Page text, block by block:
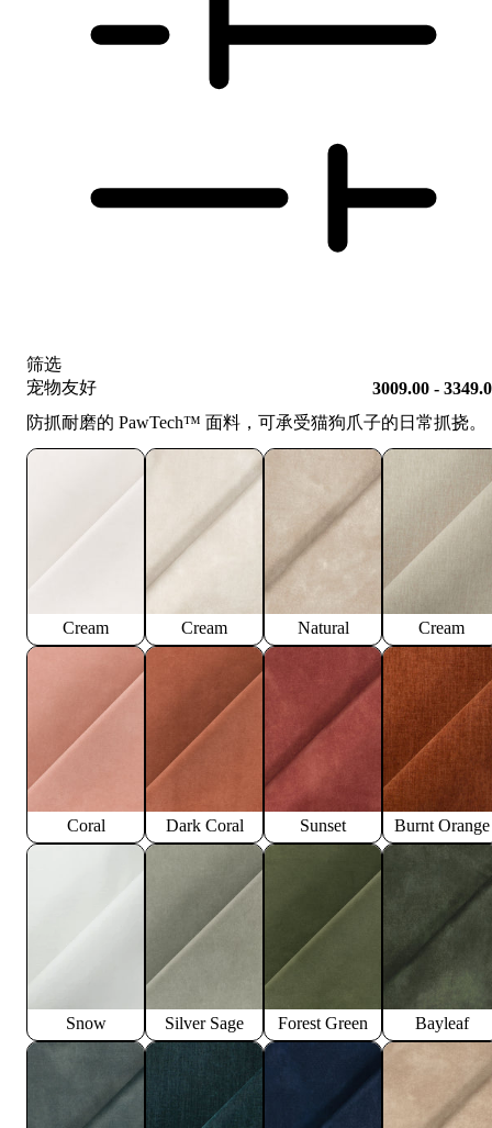
筛选
宠物友好
3009.00 -
防抓耐磨的 PawTech™️ 面料，可承受猫狗爪子的日常抓挠。
Cream Cream Natural Cream
Coral Dark Coral Sunset Burnt Orange
Snow Silver Sage Forest Green Bayleaf